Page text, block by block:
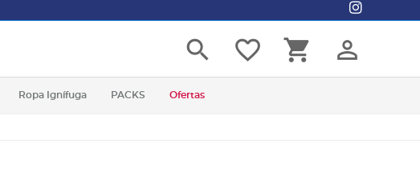
person_outline
shopping_cart
favorite_border
search
Ropa Ignífuga PACKS Ofertas